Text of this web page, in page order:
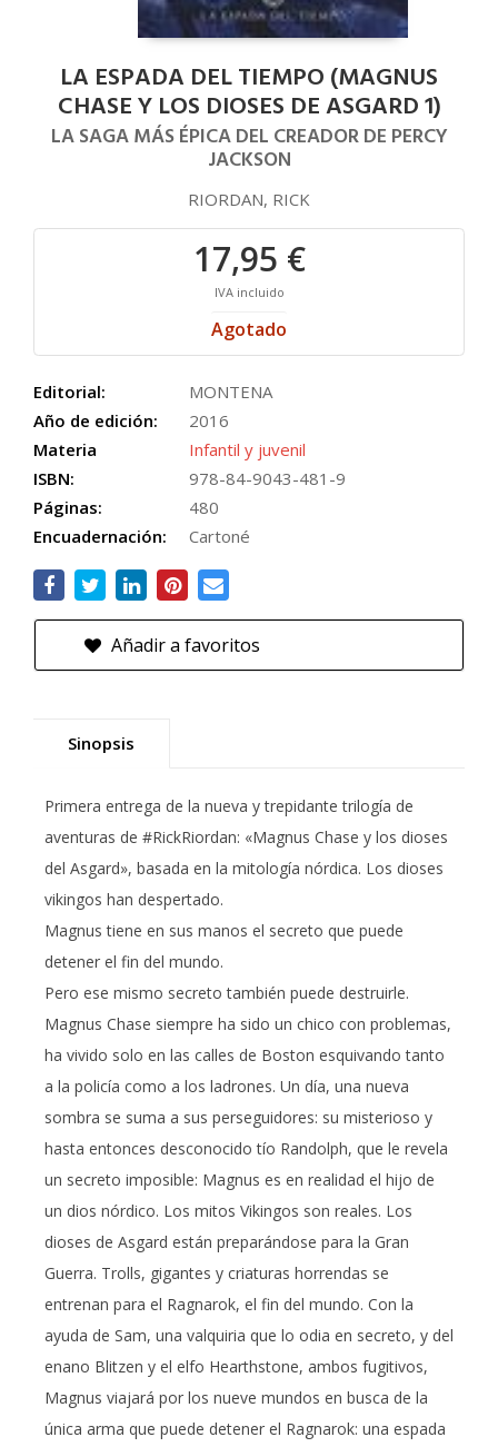
LA ESPADA DEL TIEMPO (MAGNUS
CHASE Y LOS DIOSES DE ASGARD 1)
LA SAGA MÁS ÉPICA DEL CREADOR DE PERCY
JACKSON
RIORDAN, RICK
17,95 €
IVA incluido
Agotado
Editorial:
MONTENA
Año de edición:
2016
Materia
Infantil y juvenil
ISBN:
978-84-9043-481-9
Páginas:
480
Encuadernación:
Cartoné
Añadir a favoritos
Sinopsis
Primera entrega de la nueva y trepidante trilogía de
aventuras de #RickRiordan: «Magnus Chase y los dioses
del Asgard», basada en la mitología nórdica. Los dioses
vikingos han despertado.
Magnus tiene en sus manos el secreto que puede
detener el fin del mundo.
Pero ese mismo secreto también puede destruirle.
Magnus Chase siempre ha sido un chico con problemas,
ha vivido solo en las calles de Boston esquivando tanto
a la policía como a los ladrones. Un día, una nueva
sombra se suma a sus perseguidores: su misterioso y
hasta entonces desconocido tío Randolph, que le revela
un secreto imposible: Magnus es en realidad el hijo de
un dios nórdico. Los mitos Vikingos son reales. Los
dioses de Asgard están preparándose para la Gran
Guerra. Trolls, gigantes y criaturas horrendas se
entrenan para el Ragnarok, el fin del mundo. Con la
ayuda de Sam, una valquiria que lo odia en secreto, y del
enano Blitzen y el elfo Hearthstone, ambos fugitivos,
Magnus viajará por los nueve mundos en busca de la
única arma que puede detener el Ragnarok: una espada